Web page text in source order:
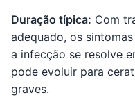
Duração típica: Com
adequado, os
a infecção se resolve
pode evoluir para
graves.